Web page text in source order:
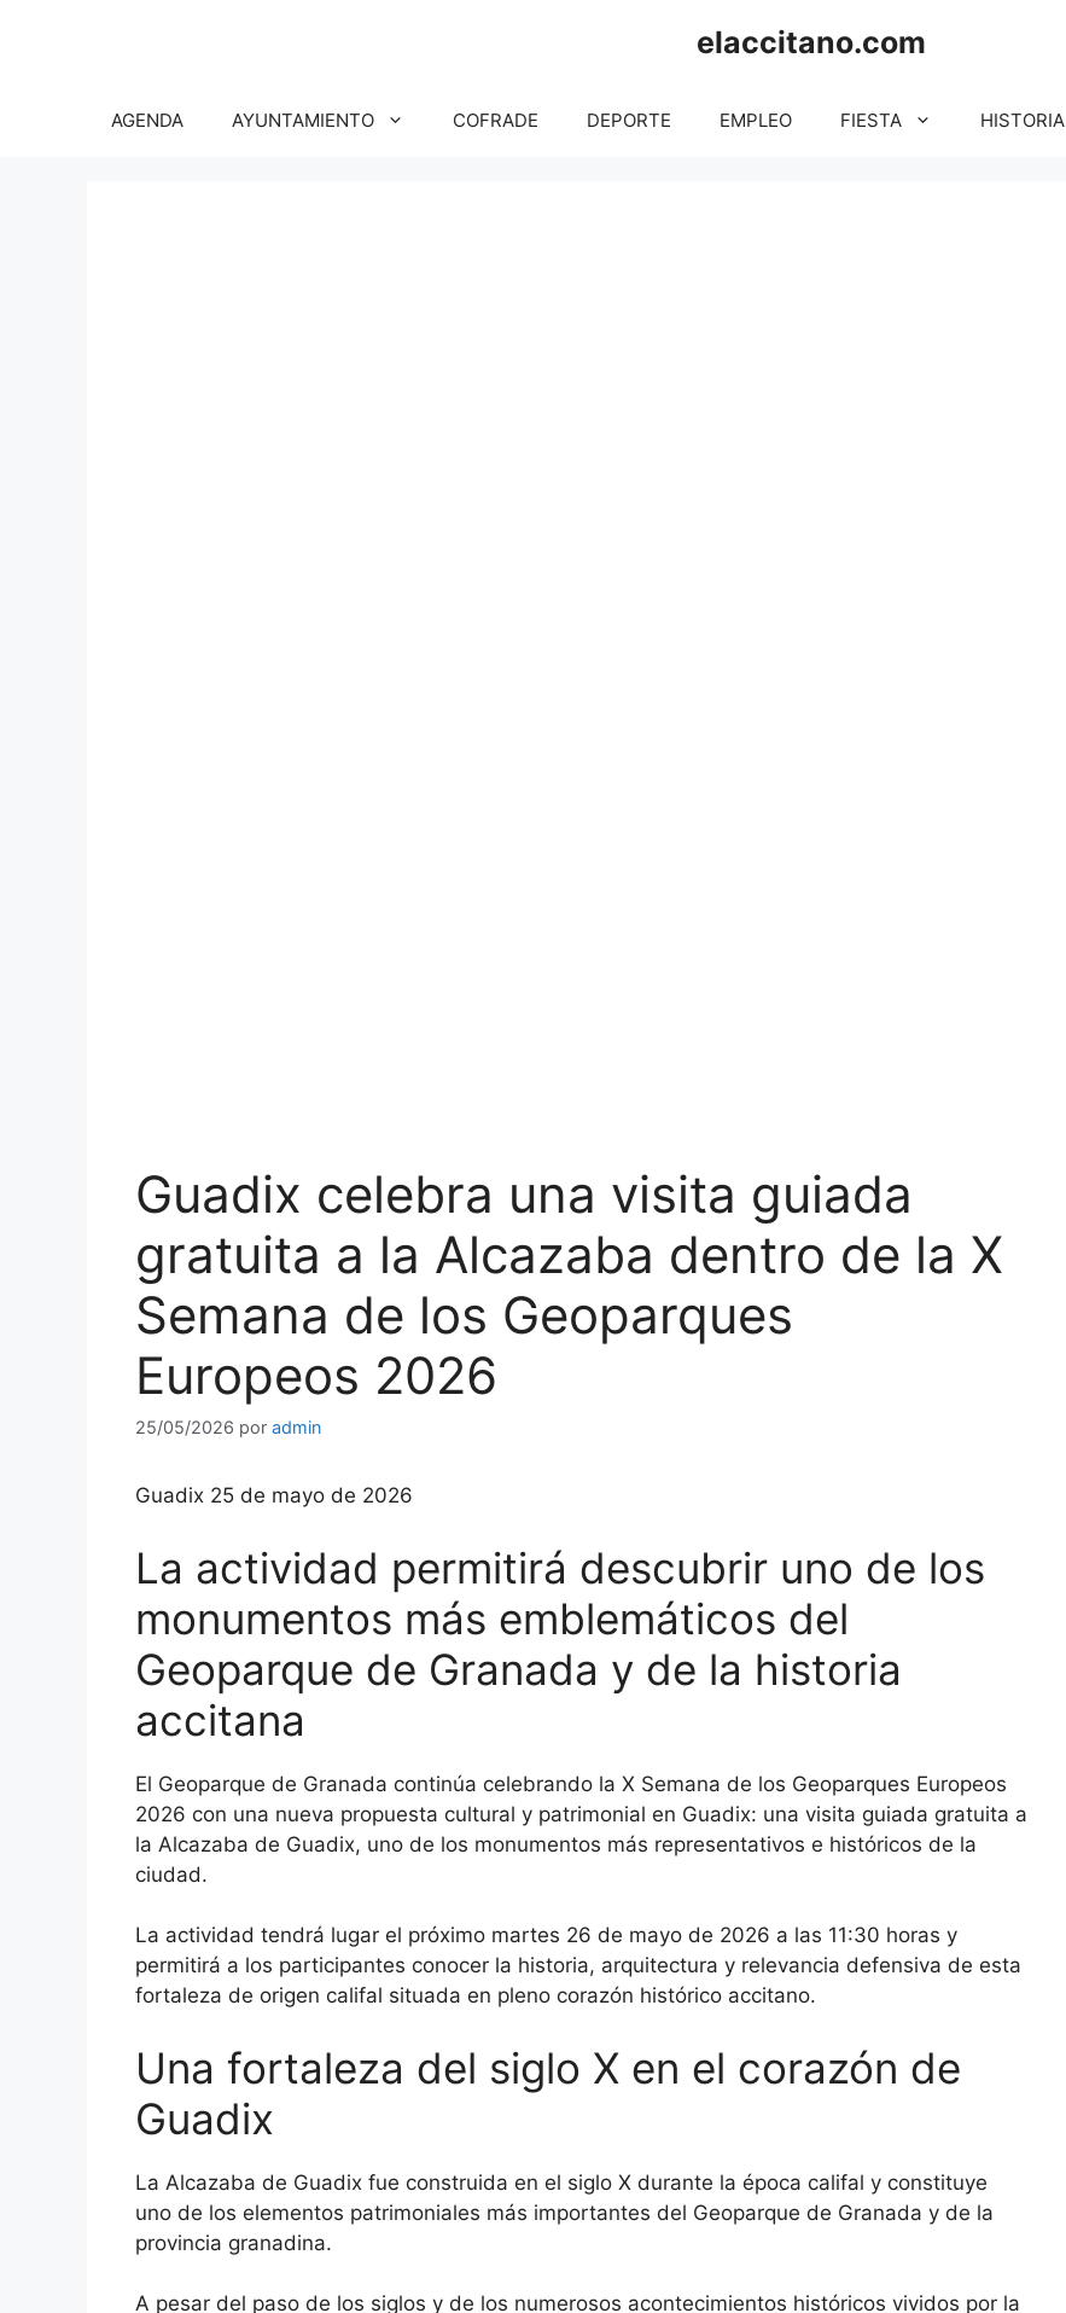
elaccitano.com
AGENDA AYUNTAMIENTO COFRADE DEPORTE EMPLEO FIESTA HISTORIA
Guadix celebra una visita guiada
gratuita a la Alcazaba dentro de la X
Semana de los Geoparques
Europeos 2026
25/05/2026 por admin
Guadix 25 de mayo de 2026
La actividad permitirá descubrir uno de los
monumentos más emblemáticos del
Geoparque de Granada y de la historia
accitana
El Geoparque de Granada continúa celebrando la X Semana de los Geoparques Europeos
2026 con una nueva propuesta cultural y patrimonial en Guadix: una visita guiada gratuita a
la Alcazaba de Guadix, uno de los monumentos más representativos e históricos de la
ciudad.
La actividad tendrá lugar el próximo martes 26 de mayo de 2026 a las 11:30 horas y
permitirá a los participantes conocer la historia, arquitectura y relevancia defensiva de esta
fortaleza de origen califal situada en pleno corazón histórico accitano.
Una fortaleza del siglo X en el corazón de
Guadix
La Alcazaba de Guadix fue construida en el siglo X durante la época califal y constituye
uno de los elementos patrimoniales más importantes del Geoparque de Granada y de la
provincia granadina.
A pesar del paso de los siglos y de los numerosos acontecimientos históricos vividos por la